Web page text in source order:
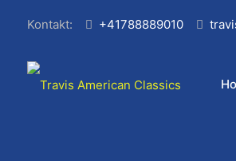
Kontakt: +41788889010